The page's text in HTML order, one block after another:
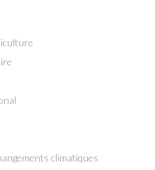
climatiques